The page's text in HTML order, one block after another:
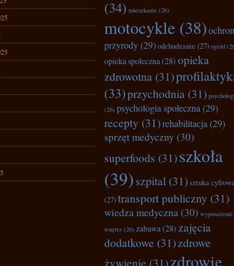
(34) mieszkanie (26)
motocykle (38)
przyrody(29)odchudzanie (27) ogród
opieka społeczna(28) opieka
zdrowotna (31)
(33)przychodnia (31)
(26) psychologia społeczna(29)
recepty (31)rehabilitacja(29)
sprzęt medyczny (30)
superfoods (31)szkoła
(39)szpital (31)sztuka
(27)transport publiczny (31)
wiedza medyczna(30) wyposażenie
wnętrz (26) zabawa(28) zajęcia
dodatkowe (31)zdrowe
żywienie (31)zdrowie